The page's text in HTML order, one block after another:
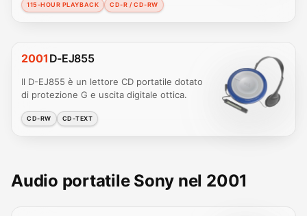
115-HOUR PLAYBACK CD-R / CD-RW
2001 D-EJ855
Il D-EJ855 è un lettore CD portatile dotato
di protezione G e uscita digitale ottica.
CD-RW CD-TEXT
Audio portatile Sony nel 2001